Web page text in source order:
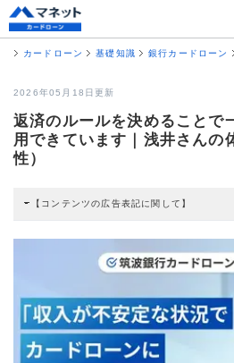
カードローン 基礎知識 銀行カードローン
2026年05月18日更新
返済のルールを決めることで
用できています｜浅井さんの
性）
【コンテンツの広告表記に関して】
すると弊社に対して企業から紹介報酬が支払
だし、特定の商品を根拠なくPRするものでは
への口コミ収集などに基づき、公平性を担保